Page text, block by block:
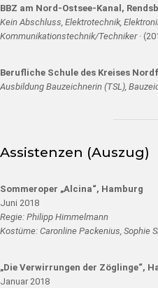
BBZ am Nord-Ostsee-Kanal,
Kein Abschluss, Elektrotechnik,
Kommunikationstechnik/Techniker·
Berufliche Schule des Kreises
Ausbildung Bauzeichnerin (TSL),
Assistenzen (Auszug)
Sommeroper „Alcina“, Hamburg
Juni 2018
Regie: Philipp Himmelmann
Kostüme: Caronline Packenius, Sophie
„Die Verwirrungen der Zöglinge“,
Januar 2018